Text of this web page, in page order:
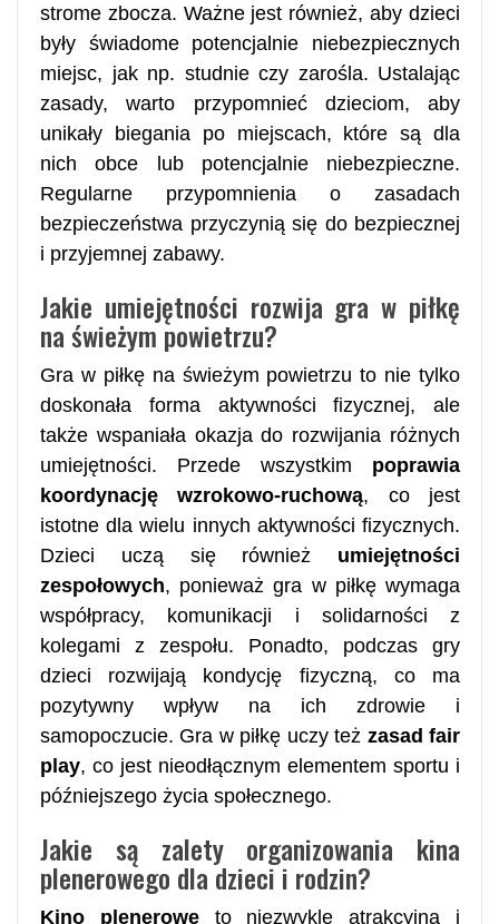
strome zbocza. Ważne jest również, aby dzieci
były świadome potencjalnie niebezpiecznych
miejsc, jak np. studnie czy zarośla. Ustalając
zasady, warto przypomnieć dzieciom, aby
unikały biegania po miejscach, które są dla
nich obce lub potencjalnie niebezpieczne.
Regularne przypomnienia o zasadach
bezpieczeństwa przyczynią się do bezpiecznej
i przyjemnej zabawy.
Jakie umiejętności rozwija gra w piłkę
na świeżym powietrzu?
Gra w piłkę na świeżym powietrzu to nie tylko
doskonała forma aktywności fizycznej, ale
także wspaniała okazja do rozwijania różnych
umiejętności. Przede wszystkim poprawia
koordynację wzrokowo-ruchową, co jest
istotne dla wielu innych aktywności fizycznych.
Dzieci uczą się również umiejętności
zespołowych, ponieważ gra w piłkę wymaga
współpracy, komunikacji i solidarności z
kolegami z zespołu. Ponadto, podczas gry
dzieci rozwijają kondycję fizyczną, co ma
pozytywny wpływ na ich zdrowie i
samopoczucie. Gra w piłkę uczy też zasad fair
play, co jest nieodłącznym elementem sportu i
późniejszego życia społecznego.
Jakie są zalety organizowania kina
plenerowego dla dzieci i rodzin?
Kino pleneroweto niezwykle atrakcyjna i